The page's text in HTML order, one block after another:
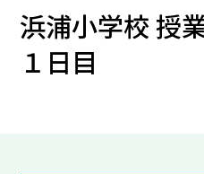
浜浦小学校 授
１日目